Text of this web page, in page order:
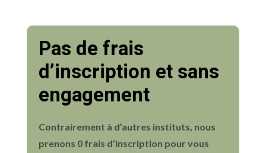
Pas de frais
d’inscription et sans
engagement
Contrairement à d’autres instituts, nous
prenons 0 frais d’inscription pour vous